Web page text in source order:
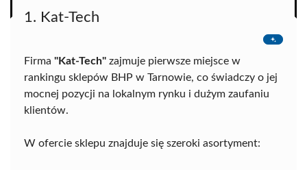
1. Kat-Tech
Firma "Kat-Tech" zajmuje pierwsze miejsce w
rankingu sklepów BHP w Tarnowie, co świadczy o jej
mocnej pozycji na lokalnym rynku i dużym zaufaniu
klientów.
W ofercie sklepu znajduje się szeroki asortyment: